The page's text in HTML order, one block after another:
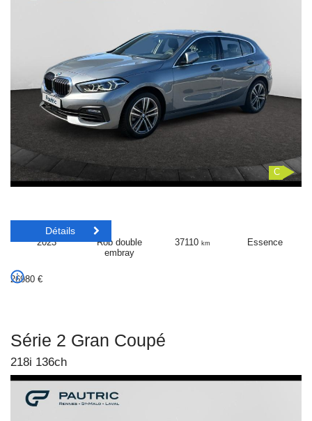
C
2023
Rob double
embray
37110 km Essence
26980 €
Détails
Série 2 Gran Coupé
218i 136ch